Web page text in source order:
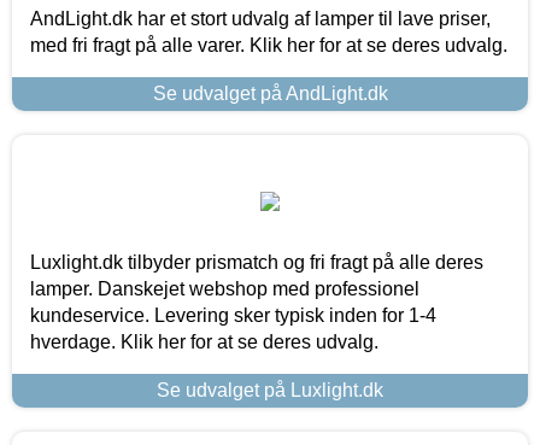
AndLight.dk har et stort udvalg af lamper til lave priser,
med fri fragt på alle varer. Klik her for at se deres udvalg.
Se udvalget på AndLight.dk
Luxlight.dk tilbyder prismatch og fri fragt på alle deres
lamper. Danskejet webshop med professionel
kundeservice. Levering sker typisk inden for 1-4
hverdage. Klik her for at se deres udvalg.
Se udvalget på Luxlight.dk